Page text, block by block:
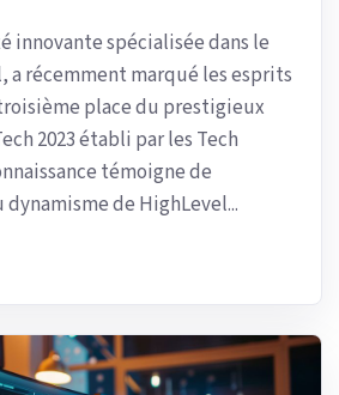
innovante spécialisée dans le
récemment marqué les esprits
place du prestigieux
2023 établi par les Tech
témoigne de
de HighLevel...